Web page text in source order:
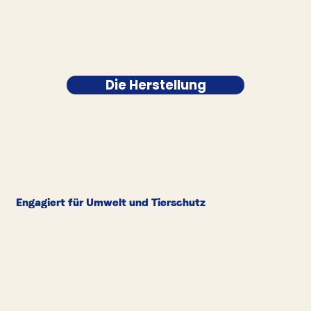
Die Herstellung
Engagiert für Umwelt und Tierschutz